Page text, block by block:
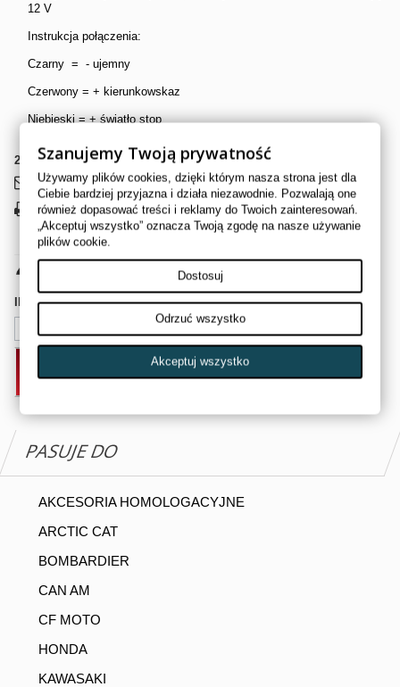
12 V
Instrukcja połączenia:
Czarny = - ujemny
Czerwony = + kierunkowskaz
Niebieski = + światło stop
2
Przedmioty
Wyślij do znajomego
Drukuj
42,00 złbrutto
Ilość
PASUJE DO
AKCESORIA HOMOLOGACYJNE
ARCTIC CAT
BOMBARDIER
CAN AM
CF MOTO
HONDA
KAWASAKI
Szanujemy Twoją prywatność
Używamy plików cookies, dzięki którym nasza strona jest dla
Ciebie bardziej przyjazna i działa niezawodnie. Pozwalają one
również dopasować treści i reklamy do Twoich zainteresowań.
„Akceptuj wszystko” oznacza Twoją zgodę na nasze używanie
plików cookie.
Dostosuj
Odrzuć wszystko
Akceptuj wszystko